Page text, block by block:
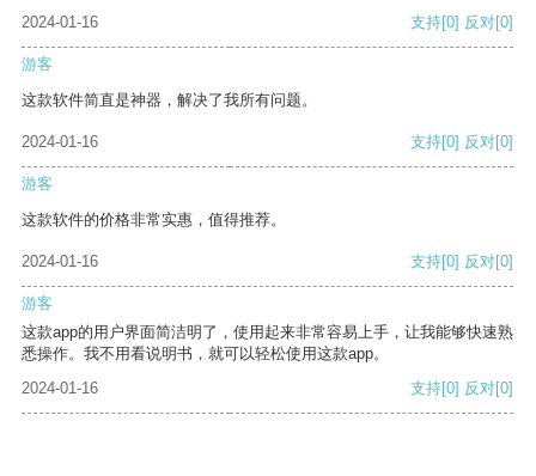
2024-01-16
支持[0] 反对[0]
游客
这款软件简直是神器，解决了我所有问题。
2024-01-16 支持[0] 反对[0]
游客
这款软件的价格非常实惠，值得推荐。
2024-01-16 支持[0] 反对[0]
游客
这款app的用户界面简洁明了，使用起来非常容易上手，让我能够快速熟
悉操作。我不用看说明书，就可以轻松使用这款app。
2024-01-16
支持[0] 反对[0]